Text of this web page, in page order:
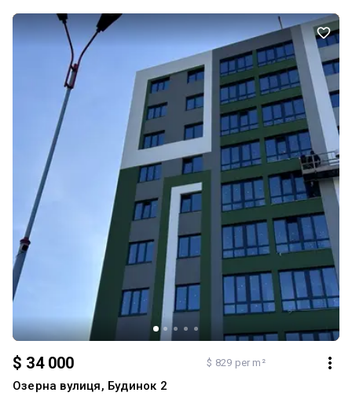
Санвузол роздільний. Броньовані вхідні двері. З великим
балконом. Індивідуальне газове опалення. Індивідуальні
лічильники на всі комунікації. Присутній торг! Переуступка ще діє
(оплачує власник). Телефонуте Інна, показ по домовленості!
$ 34 000 $ 829 per m²
Озерна вулиця, Будинок 2